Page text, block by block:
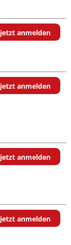
jetzt anmelden
jetzt anmelden
jetzt anmelden
jetzt anmelden